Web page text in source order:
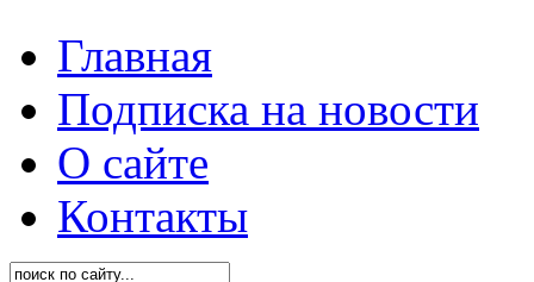
Главная
Подписка на новости
О сайте
Контакты